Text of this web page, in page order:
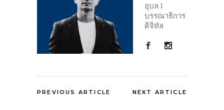
อุบล I
บรรณาธิการ
ดิจิทัล
PREVIOUS ARTICLE NEXT ARTICLE